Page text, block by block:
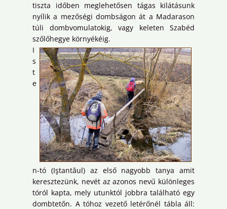
tiszta időben meglehetősen tágas kilátásunk
nyílik a mezőségi dombságon át a Madarason
túli dombvomulatokig, vagy keleten Szabéd
szőlőhegye környékéig.
I
s
t
e
n-tó (Iştantăul) az első nagyobb tanya amit
keresztezünk, nevét az azonos nevű különleges
tóról kapta, mely utunktól jobbra található egy
dombtetőn. A tóhoz vezető letérőnél tábla áll: